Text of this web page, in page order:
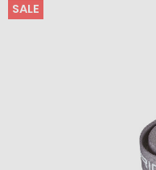
SALE
Zum
Zum